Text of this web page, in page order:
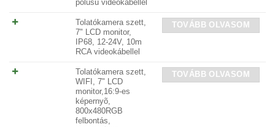
pólusú videokábellel
Tolatókamera szett,
7" LCD monitor,
IP68, 12-24V, 10m
RCA videokábellel
TOVÁBB OLVASOM
Tolatókamera szett,
WIFI, 7" LCD
monitor,16:9-es
képernyõ,
800x480RGB
felbontás,
TOVÁBB OLVASOM